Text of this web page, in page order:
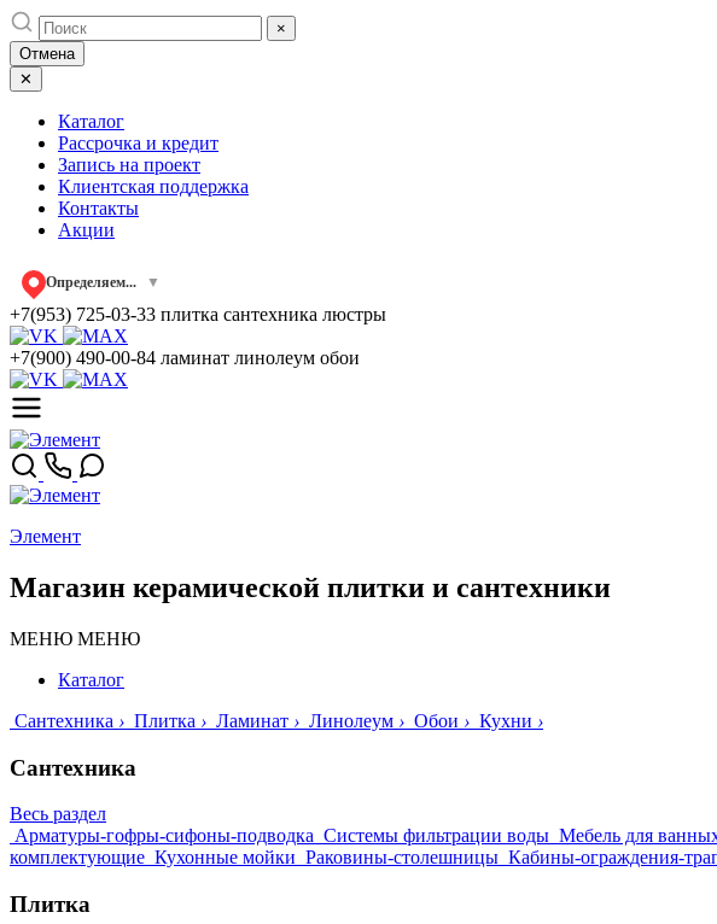
Skip
to
content
×
Отмена
✕
Каталог
Рассрочка и кредит
Запись на проект
Клиентская поддержка
Контакты
Акции
Определяем... ▼
+7(953) 725-03-33 плитка сантехника люстры
+7(900) 490-00-84 ламинат линолеум обои
Элемент
Магазин керамической плитки и сантехники
МЕНЮ МЕНЮ
Каталог
Сантехника › Плитка › Ламинат › Линолеум › Обои › Кухни ›
Сантехника
Весь раздел
Арматуры-гофры-сифоны-подводка Системы фильтрации воды Мебель для
комплектующие Кухонные мойки Раковины-столешницы Кабины-ограждения-
Плитка